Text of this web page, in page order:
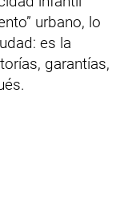
urbano, lo
es la
garantías,